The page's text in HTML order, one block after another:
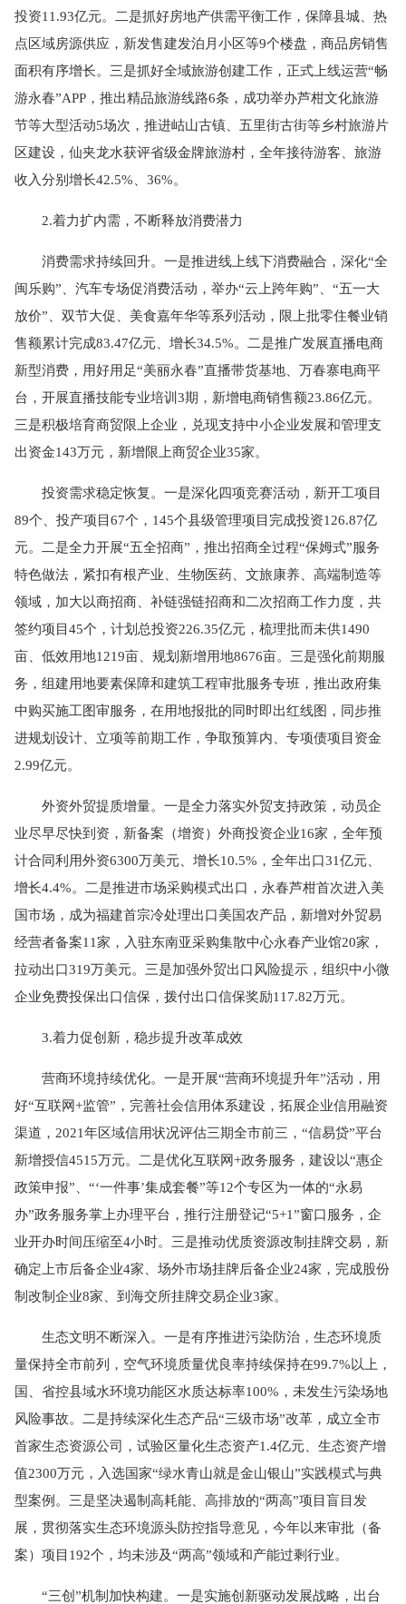
投资11.93亿元。二是抓好房地产供需平衡工作，保障县城、热
点区域房源供应，新发售建发泊月小区等9个楼盘，商品房销售
面积有序增长。三是抓好全域旅游创建工作，正式上线运营“畅
游永春”APP，推出精品旅游线路6条，成功举办芦柑文化旅游
节等大型活动5场次，推进岵山古镇、五里街古街等乡村旅游片
区建设，仙夹龙水获评省级金牌旅游村，全年接待游客、旅游
收入分别增长42.5%、36%。
2.着力扩内需，不断释放消费潜力
消费需求持续回升。一是推进线上线下消费融合，深化“全
闽乐购”、汽车专场促消费活动，举办“云上跨年购”、“五一大
放价”、双节大促、美食嘉年华等系列活动，限上批零住餐业销
售额累计完成83.47亿元、增长34.5%。二是推广发展直播电商
新型消费，用好用足“美丽永春”直播带货基地、万春寨电商平
台，开展直播技能专业培训3期，新增电商销售额23.86亿元。
三是积极培育商贸限上企业，兑现支持中小企业发展和管理支
出资金143万元，新增限上商贸企业35家。
投资需求稳定恢复。一是深化四项竞赛活动，新开工项目
89个、投产项目67个，145个县级管理项目完成投资126.87亿
元。二是全力开展“五全招商”，推出招商全过程“保姆式”服务
特色做法，紧扣有根产业、生物医药、文旅康养、高端制造等
领域，加大以商招商、补链强链招商和二次招商工作力度，共
签约项目45个，计划总投资226.35亿元，梳理批而未供1490
亩、低效用地1219亩、规划新增用地8676亩。三是强化前期服
务，组建用地要素保障和建筑工程审批服务专班，推出政府集
中购买施工图审服务，在用地报批的同时即出红线图，同步推
进规划设计、立项等前期工作，争取预算内、专项债项目资金
2.99亿元。
外资外贸提质增量。一是全力落实外贸支持政策，动员企
业尽早尽快到资，新备案（增资）外商投资企业16家，全年预
计合同利用外资6300万美元、增长10.5%，全年出口31亿元、
增长4.4%。二是推进市场采购模式出口，永春芦柑首次进入美
国市场，成为福建首宗冷处理出口美国农产品，新增对外贸易
经营者备案11家，入驻东南亚采购集散中心永春产业馆20家，
拉动出口319万美元。三是加强外贸出口风险提示，组织中小微
企业免费投保出口信保，拨付出口信保奖励117.82万元。
3.着力促创新，稳步提升改革成效
营商环境持续优化。一是开展“营商环境提升年”活动，用
好“互联网+监管”，完善社会信用体系建设，拓展企业信用融资
渠道，2021年区域信用状况评估三期全市前三，“信易贷”平台
新增授信4515万元。二是优化互联网+政务服务，建设以“惠企
政策申报”、“‘一件事’集成套餐”等12个专区为一体的“永易
办”政务服务掌上办理平台，推行注册登记“5+1”窗口服务，企
业开办时间压缩至4小时。三是推动优质资源改制挂牌交易，新
确定上市后备企业4家、场外市场挂牌后备企业24家，完成股份
制改制企业8家、到海交所挂牌交易企业3家。
生态文明不断深入。一是有序推进污染防治，生态环境质
量保持全市前列，空气环境质量优良率持续保持在99.7%以上，
国、省控县域水环境功能区水质达标率100%，未发生污染场地
风险事故。二是持续深化生态产品“三级市场”改革，成立全市
首家生态资源公司，试验区量化生态资产1.4亿元、生态资产增
值2300万元，入选国家“绿水青山就是金山银山”实践模式与典
型案例。三是坚决遏制高耗能、高排放的“两高”项目盲目发
展，贯彻落实生态环境源头防控指导意见，今年以来审批（备
案）项目192个，均未涉及“两高”领域和产能过剩行业。
“三创”机制加快构建。一是实施创新驱动发展战略，出台